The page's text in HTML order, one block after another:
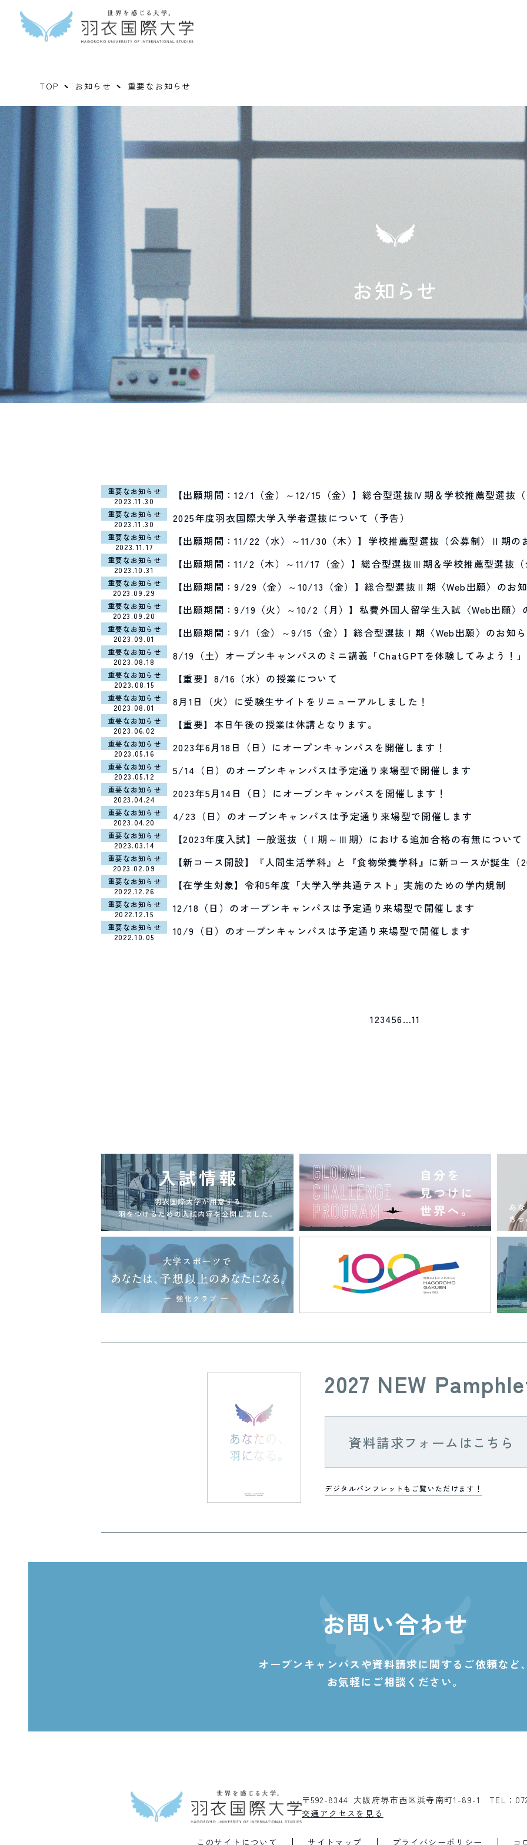
TOP お知らせ 重要なお知らせ
お知らせ
重要なお知らせ
2023.11.30
【出願期間：12/1（金）～12/15（金）】総合型選抜Ⅳ期＆学校推薦型選抜
重要なお知らせ
2023.11.30
2025年度羽衣国際大学入学者選抜について（予告）
重要なお知らせ
2023.11.17
【出願期間：11/22（水）～11/30（木）】学校推薦型選抜（公募制）Ⅱ期の
重要なお知らせ
2023.10.31
【出願期間：11/2（木）～11/17（金）】総合型選抜Ⅲ期＆学校推薦型選抜
重要なお知らせ
2023.09.29
【出願期間：9/29（金）～10/13（金）】総合型選抜Ⅱ期〈Web出願〉のお
重要なお知らせ
2023.09.20
【出願期間：9/19（火）～10/2（月）】私費外国人留学生入試〈Web出願〉
重要なお知らせ
2023.09.01
【出願期間：9/1（金）～9/15（金）】総合型選抜Ⅰ期〈Web出願〉のお知
重要なお知らせ
2023.08.18
8/19（土）オープンキャンパスのミニ講義「ChatGPTを体験してみよう！
重要なお知らせ
2023.08.15
【重要】8/16（水）の授業について
重要なお知らせ
2023.08.01
8月1日（火）に受験生サイトをリニューアルしました！
重要なお知らせ
2023.06.02
【重要】本日午後の授業は休講となります。
重要なお知らせ
2023.05.16
2023年6月18日（日）にオープンキャンパスを開催します！
重要なお知らせ
2023.05.12
5/14（日）のオープンキャンパスは予定通り来場型で開催します
重要なお知らせ
2023.04.24
2023年5月14日（日）にオープンキャンパスを開催します！
重要なお知らせ
2023.04.20
4/23（日）のオープンキャンパスは予定通り来場型で開催します
重要なお知らせ
2023.03.14
【2023年度入試】一般選抜（Ⅰ期～Ⅲ期）における追加合格の有無について
重要なお知らせ
2023.02.09
【新コース開設】『人間生活学科』と『食物栄養学科』に新コースが誕生（
重要なお知らせ
2022.12.26
【在学生対象】令和5年度「大学入学共通テスト」実施のための学内規制
重要なお知らせ
2022.12.15
12/18（日）のオープンキャンパスは予定通り来場型で開催します
重要なお知らせ
2022.10.05
10/9（日）のオープンキャンパスは予定通り来場型で開催します
123456…11
2027 NEW
資料請求フォームはこちら
デジタルパンフレットもご覧いただけます！
お問い合わせ
オープンキャンパスや資料請求に関する ご依頼など
お気軽にご相談ください。
〒592-8344 大阪府堺市西区浜寺南町1-89-1
TEL：
交通アクセスを見る
このサイトについて サイトマップ プライバシーポリシー コ